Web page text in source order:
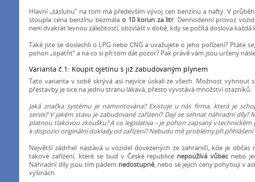
Hlavní „zásluhu“ na tom má především vývoj cen benzínu a nafty. V
stoupla cena benzínu bezmálao 10 korun za litr. Dennodenní provoz
není dvakrát levnou záležitostí, obzvlášť v době, kdy se počítá doslova každá
Také jste se doslechli o LPG nebo CNG a uvažujete o jeho pořízení? Ptáte
pohon „opatřit“ a na co si při tom dát pozor? Pak právě vám jsou určeny
Varianta č.1: Koupit ojetinu s již zabudovaným plynem
Tato varianta v sobě skrývá asi nejvíce úskalí ze všech. Možnost vyhnout
přestavby je sice na jednu stranu lákavá, přesto vyvstává množství otazníků:
Jaká značka systému je namontována? Existuje u nás firma, která je
servis? V jakém stavu je zabudované zařízení? Dají se sehnat náhradní díly?
platnou tlakovou zkoušku? A co legislativa – je pohon zapsaný v technickém
k dispozici originální doklady od zařízení? Nebudu mít problémy při přihlášení
Největší zádrhel nastává u vozidel dovezených ze zahraničí, kde je občas
takové zařízení, které se buď v České republice nepoužívá vůbecnebo
Náhradní díly jsou tím pádem nedostupné, nebo se jejich ceny pohybují v
výšinách.